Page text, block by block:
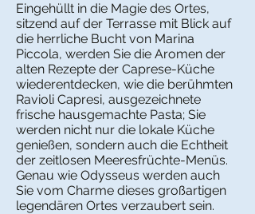
Eingehüllt in die Magie des Ortes,
sitzend auf der Terrasse mit Blick auf
die herrliche Bucht von Marina
Piccola, werden Sie die Aromen der
alten Rezepte der Caprese-Küche
wiederentdecken, wie die berühmten
Ravioli Capresi, ausgezeichnete
frische hausgemachte Pasta; Sie
werden nicht nur die lokale Küche
genießen, sondern auch die Echtheit
der zeitlosen Meeresfrüchte-Menüs.
Genau wie Odysseus werden auch
Sie vom Charme dieses großartigen
legendären Ortes verzaubert sein.